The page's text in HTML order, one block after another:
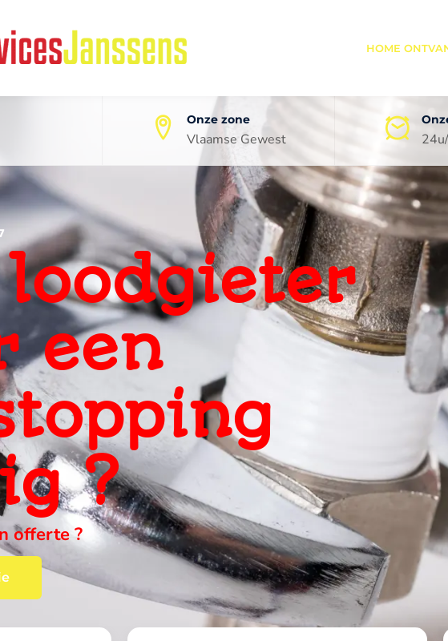
HOME
Onze zone
Vlaamse Gewest
20 jaar
snel
oplossing , correcte prijzen vanaf 119 euro